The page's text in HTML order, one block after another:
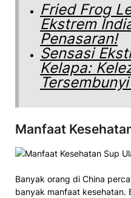
Fried Frog
Ekstrem
Penasaran!
Sensasi
Kelapa:
Manfaat
Banyak orang di China
banyak manfaat kesehatan.